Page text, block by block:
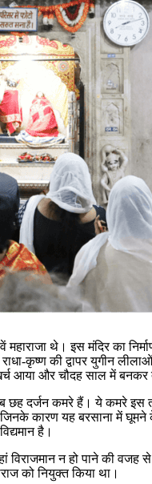
महाराजा थे। इस मंदिर का
कृष्ण की द्वापर युगीन
आया और चौदह साल में
छह दर्जन कमरे हैं। ये कमरे
कारण यह बरसाना में
है।
विराजमान न हो पाने की
को नियुक्त किया था।